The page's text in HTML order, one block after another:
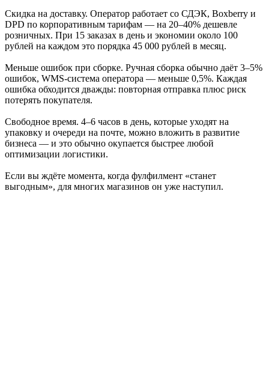
Скидка на доставку. Оператор работает со СДЭК, Boxberry и
DPD по корпоративным тарифам — на 20–40% дешевле
розничных. При 15 заказах в день и экономии около 100
рублей на каждом это порядка 45 000 рублей в месяц.
Меньше ошибок при сборке. Ручная сборка обычно даёт 3–5%
ошибок, WMS-система оператора — меньше 0,5%. Каждая
ошибка обходится дважды: повторная отправка плюс риск
потерять покупателя.
Свободное время. 4–6 часов в день, которые уходят на
упаковку и очереди на почте, можно вложить в развитие
бизнеса — и это обычно окупается быстрее любой
оптимизации логистики.
Если вы ждёте момента, когда фулфилмент «станет
выгодным», для многих магазинов он уже наступил.